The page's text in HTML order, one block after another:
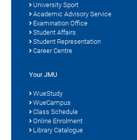
University Sport
Academic Advisory Service
Examination Office
Student Affairs
Student Representation
Career Centre
Your JMU
WueStudy
WueCampus
Class Schedule
Online Enrolment
Library Catalogue